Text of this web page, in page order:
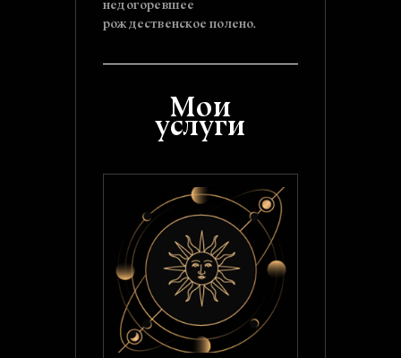
недогоревшее
рождественское полено.
Мои
услуги